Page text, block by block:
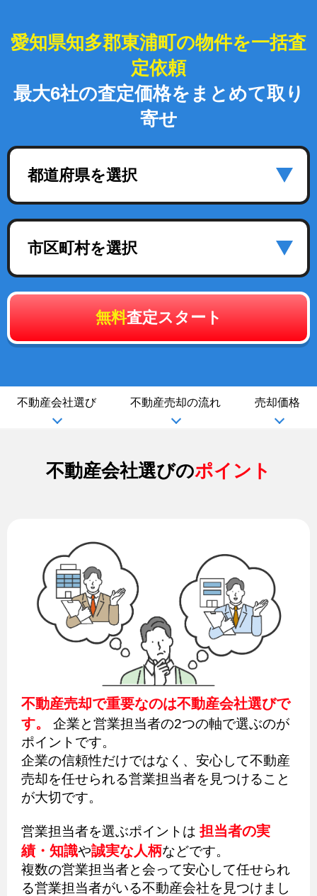
愛知県知多郡東浦町の物件を一括査
定依頼
最大6社の査定価格をまとめて取り
寄せ
都道府県を選択
市区町村を選択
無料査定スタート
不動産会社選び 不動産売却の流れ 売却価格
不動産会社選びのポイント
不動産売却で重要なのは不動産会社選びで
す。
企業と営業担当者の2つの軸で選ぶのが
ポイントです。
企業の信頼性だけではなく、安心して不動産
売却を任せられる営業担当者を見つけること
が大切です。
営業担当者を選ぶポイントは 担当者の実
績・知識や誠実な人柄などです。
複数の営業担当者と会って安心して任せられ
る営業担当者がいる不動産会社を見つけまし